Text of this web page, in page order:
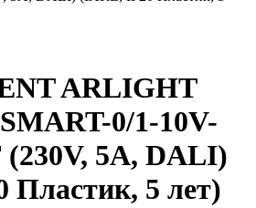
ARLIGHT
0/1-10V-
(230V, 5A, DALI)
Пластик, 5 лет)